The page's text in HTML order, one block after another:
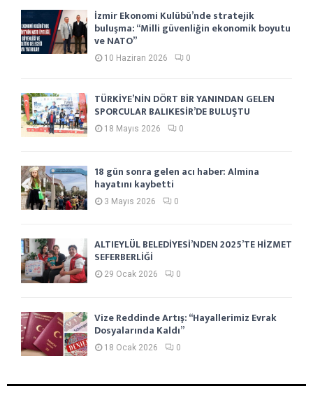
İzmir Ekonomi Kulübü’nde stratejik
buluşma: “Milli güvenliğin ekonomik boyutu
ve NATO”
10 Haziran 2026 0
TÜRKİYE’NİN DÖRT BİR YANINDAN GELEN
SPORCULAR BALIKESİR’DE BULUŞTU
18 Mayıs 2026 0
18 gün sonra gelen acı haber: Almina
hayatını kaybetti
3 Mayıs 2026 0
ALTIEYLÜL BELEDİYESİ’NDEN 2025’TE HİZMET
SEFERBERLİĞİ
29 Ocak 2026 0
Vize Reddinde Artış: “Hayallerimiz Evrak
Dosyalarında Kaldı”
18 Ocak 2026 0